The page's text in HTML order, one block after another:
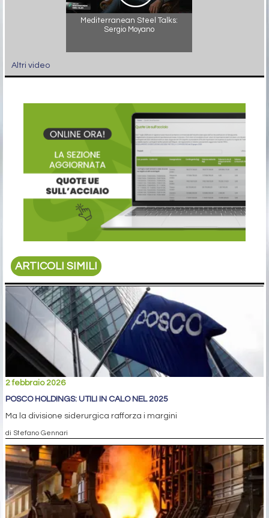
Mediterranean Steel Talks:
Sergio Moyano
Altri video
ARTICOLI SIMILI
2 febbraio 2026
POSCO HOLDINGS: UTILI IN CALO NEL 2025
Ma la divisione siderurgica rafforza i margini
di Stefano Gennari